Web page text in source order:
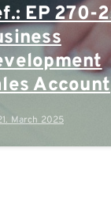
EP 270-
Account
March 2025